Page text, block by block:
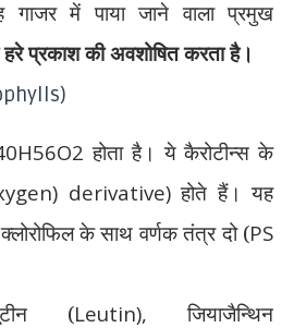
गाजर में पाया जाने वाला प्रमुख
प्रकाश की अवशोषित करता है।
होता है। ये कैरोटीन्स के
derivative)होते हैं। यह
के साथ वर्णक तंत्र दो (PS
(Leutin),जियाजैन्थिन